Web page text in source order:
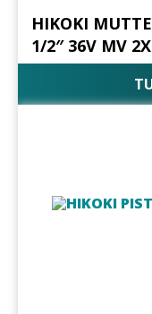
HIKOKI
1/2″ 36V MV